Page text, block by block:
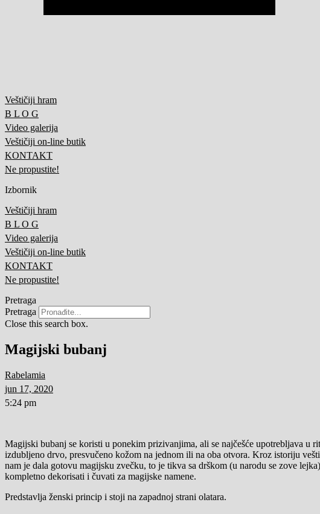
Veštičiji hram
B L O G
Video galerija
Veštičiji on-line butik
KONTAKT
Ne propustite!
Izbornik
Veštičiji hram
B L O G
Video galerija
Veštičiji on-line butik
KONTAKT
Ne propustite!
Pretraga
Pretraga
Close this search box.
Magijski bubanj
Rabelamia
jun 17, 2020
5:24 pm
Magijski bubanj se koristi u ponekim prizivanjima, ali se najčešće upotrebljava u
izdubljeno drvo, presvučeno kožom na jednom ili na oba otvora. Kroz istoriju
nam je dala gotovu magijsku zvečku, to je tikva sa drškom (u narodu se zove
kompletno dekorisati i čuvati za magijske namene.
Predstavlja ženski princip i stoji na zapadnoj strani olatara.